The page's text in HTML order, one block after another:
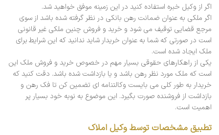
اگر از وکیل خبره استفاده کنید در این زمینه موفق خواهید شد.
اگر ملکی به عنوان ضمانت رهن بانکی در نظر گرفته شده باشد از سوی
مرجع قضایی توقیف می شود و خرید و فروش چنین ملکی غیر قانونی
است در صورتی که شما به عنوان خریدار شاید ندانید که این شرایط برای
ملک ایجاد شده است.
یکی از راهکارهای حقوقی بسیار مهم در خصوص خرید و فروش ملک این
است که ملک مورد نظر رهن باشد و یا بازداشت شده باشد. دقت کنید که
خریدار به طور کلی می بایست وکالتنامه ای تضمین کن تا فک رهن و
بازداشت از فروشنده صورت بگیرد. این موضوع به نوبه خود بسیار پر
اهمیت است.
تطبیق مشخصات توسط وکیل املاک